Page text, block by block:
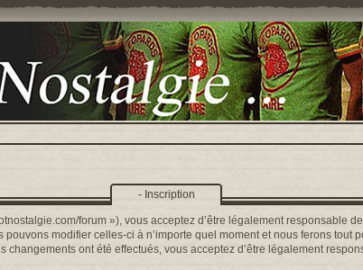
- Inscription
forum »), vous acceptez d’être légalement responsable
modifier celles-ci à n’importe quel moment et nous ferons tout
ont été effectués, vous acceptez d’être légalement